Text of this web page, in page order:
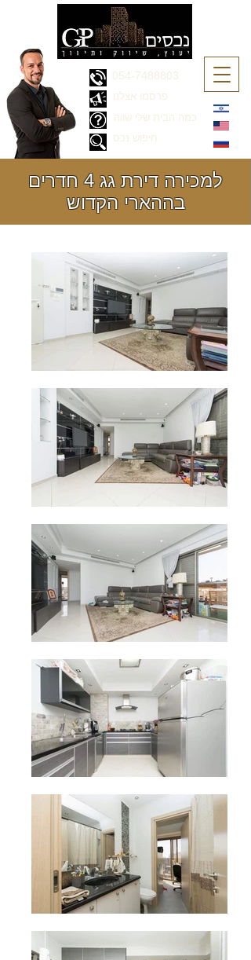
054-7488803
כמה הבית שלי שווה
פרסמו אצלנו
חיפוש נכס
למכירה דירת גג 4 חדרים
בההארי הקדוש